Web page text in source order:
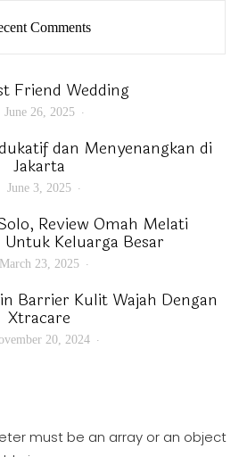
Comments
Friend Wedding
June 26, 2025
dan Menyenangkan di
Jakarta
June 3, 2025
Review Omah Melati
Keluarga Besar
March 23, 2025
Barrier Kulit Wajah Dengan
Xtracare
20, 2024
must be an array or an object